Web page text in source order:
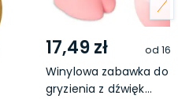
17,49 zł od
Winylowa zabawka do
gryzienia z dźwięk...